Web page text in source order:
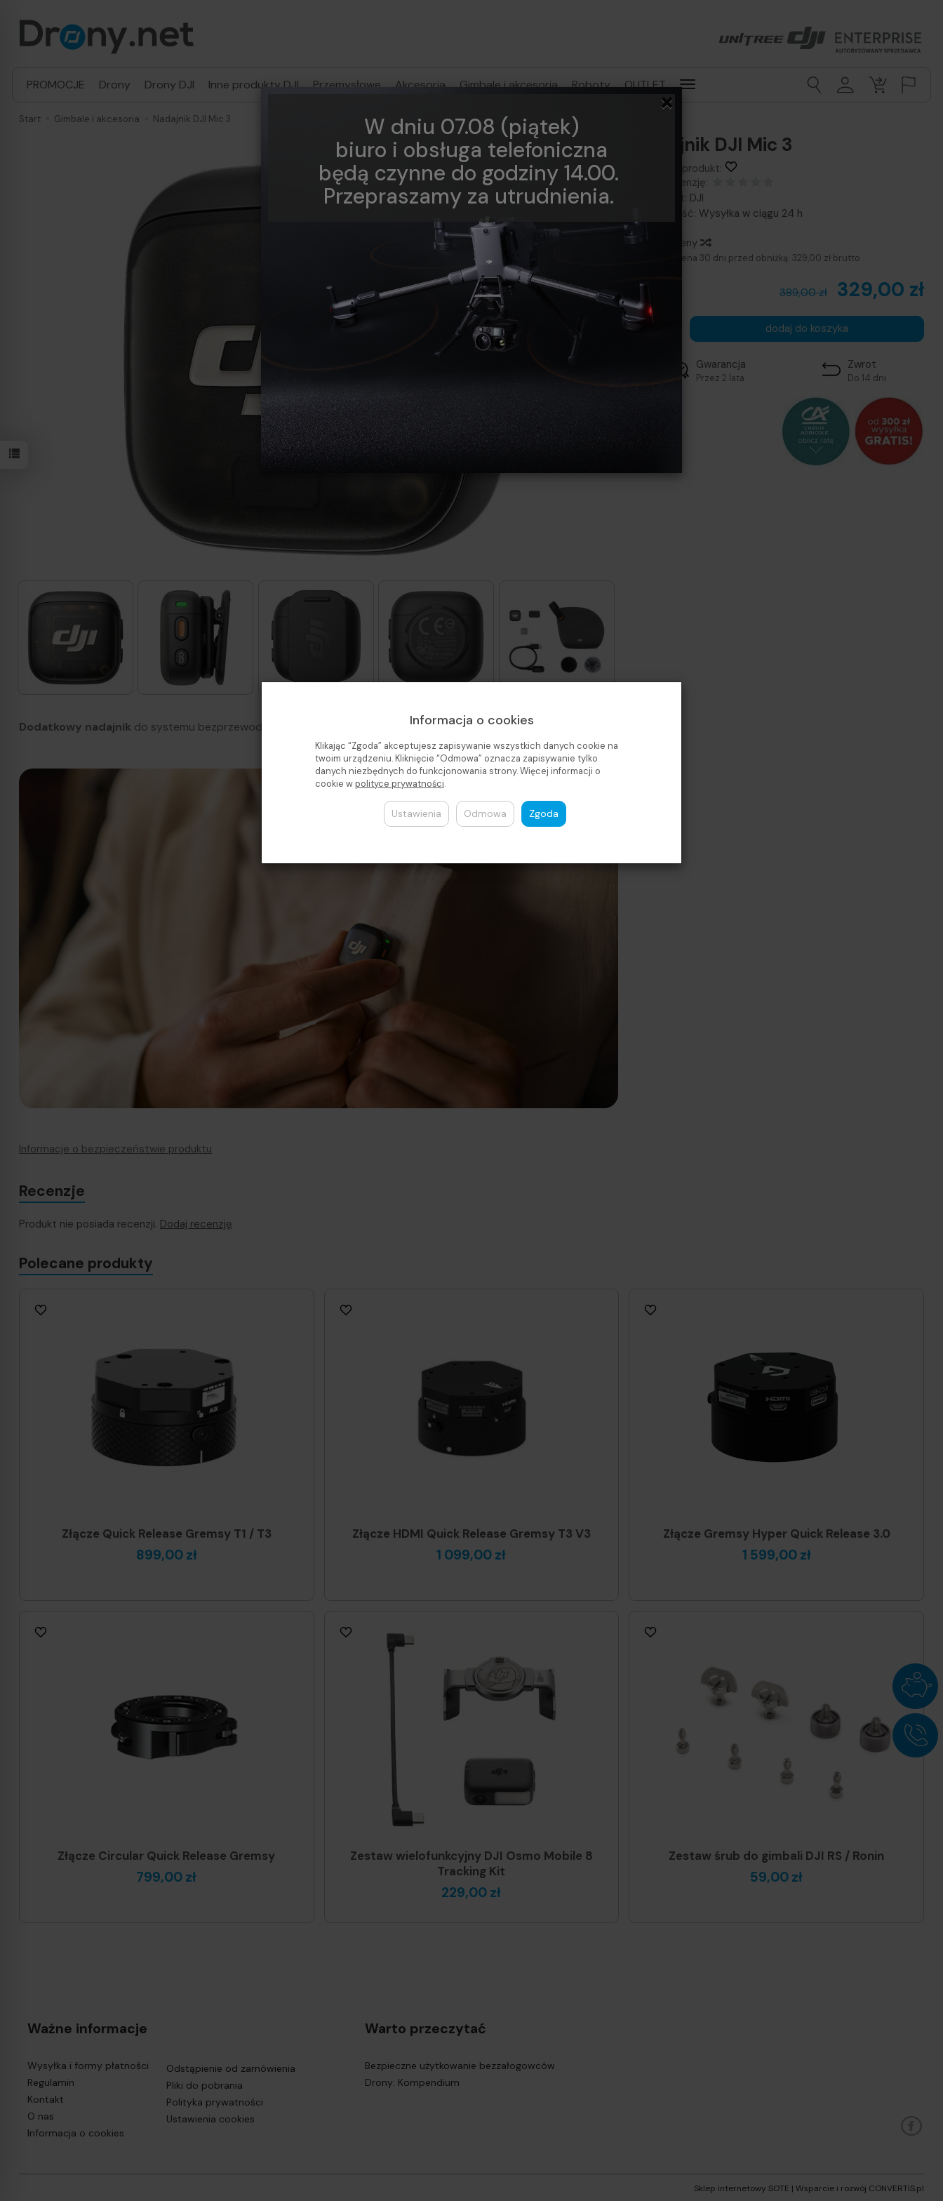
×
W dniu 07.08 (piątek)
biuro i obsługa telefoniczna
będą czynne do godziny 14.00.
Przepraszamy za utrudnienia.
PROMOCJE Drony Drony DJI Inne produkty DJI Przemysłowe Akcesoria Gimbale i akcesoria Roboty OUTLET
Start Gimbale i akcesoria Nadajnik DJI Mic 3
Nadajnik DJI Mic 3
Obserwuj produkt:
Dodaj recenzję:
Producent: DJI
Dostępność: Wysyłka w ciągu 24 h
Historia ceny
Najniższa cena 30 dni przed obniżką: 329,00 zł brutto
389,00 zł 329,00 zł
dodaj do koszyka
Gwarancja
Przez 2 lata
Zwrot
Do 14 dni
Dodatkowy nadajnik do systemu bezprzewodowej transmisji dźwięku DJI Mic 3.
Informacje o bezpieczeństwie produktu
Recenzje
Produkt nie posiada recenzji. Dodaj recenzję
Polecane produkty
Złącze Quick Release Gremsy T1 / T3
899,00 zł
Złącze HDMI Quick Release Gremsy T3 V3
1 099,00 zł
Złącze Gremsy Hyper Quick Release 3.0
1 599,00 zł
Złącze Circular Quick Release Gremsy
799,00 zł
Zestaw wielofunkcyjny DJI Osmo Mobile 8
Tracking Kit
229,00 zł
Zestaw śrub do gimbali DJI RS / Ronin
59,00 zł
Ważne informacje
Wysyłka i formy płatności
Regulamin
Kontakt
O nas
Informacja o cookies
Odstąpienie od zamówienia
Pliki do pobrania
Polityka prywatności
Ustawienia cookies
Warto przeczytać
Bezpieczne użytkowanie bezzałogowców
Drony: Kompendium
Sklep internetowy SOTE | Wsparcie i rozwój CONVERTIS.pl
Informacja o cookies
Klikając “Zgoda” akceptujesz zapisywanie wszystkich danych cookie na
twoim urządzeniu. Kliknięcie “Odmowa” oznacza zapisywanie tylko
danych niezbędnych do funkcjonowania strony. Więcej informacji o
cookie wpolityce prywatności.
Ustawienia Odmowa Zgoda